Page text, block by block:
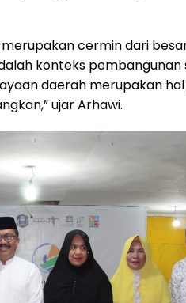
cermin dari
konteks pembangunan
daerah merupakan
ujar Arhawi.